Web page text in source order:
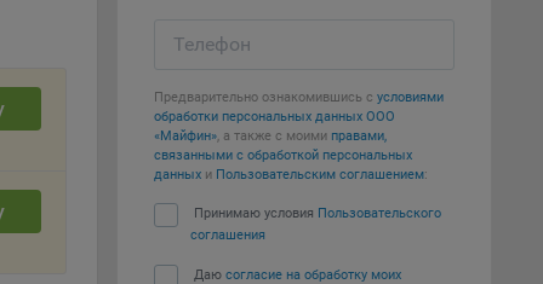
Телефон
Предварительно ознакомившись с условиями
обработки персональных данных ООО
«Майфин», а также с моими правами,
связанными с обработкой персональных
данных и Пользовательским соглашением:
Принимаю условия Пользовательского
соглашения
Даю согласие на обработку моих